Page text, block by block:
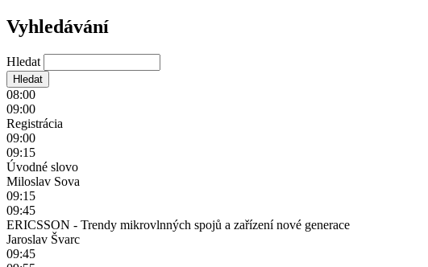
Vyhledávání
Hledat
08:00
09:00
Registrácia
09:00
09:15
Úvodné slovo
Miloslav Sova
09:15
09:45
ERICSSON - Trendy mikrovlnných spojů a zařízení nové generace
Jaroslav Švarc
09:45